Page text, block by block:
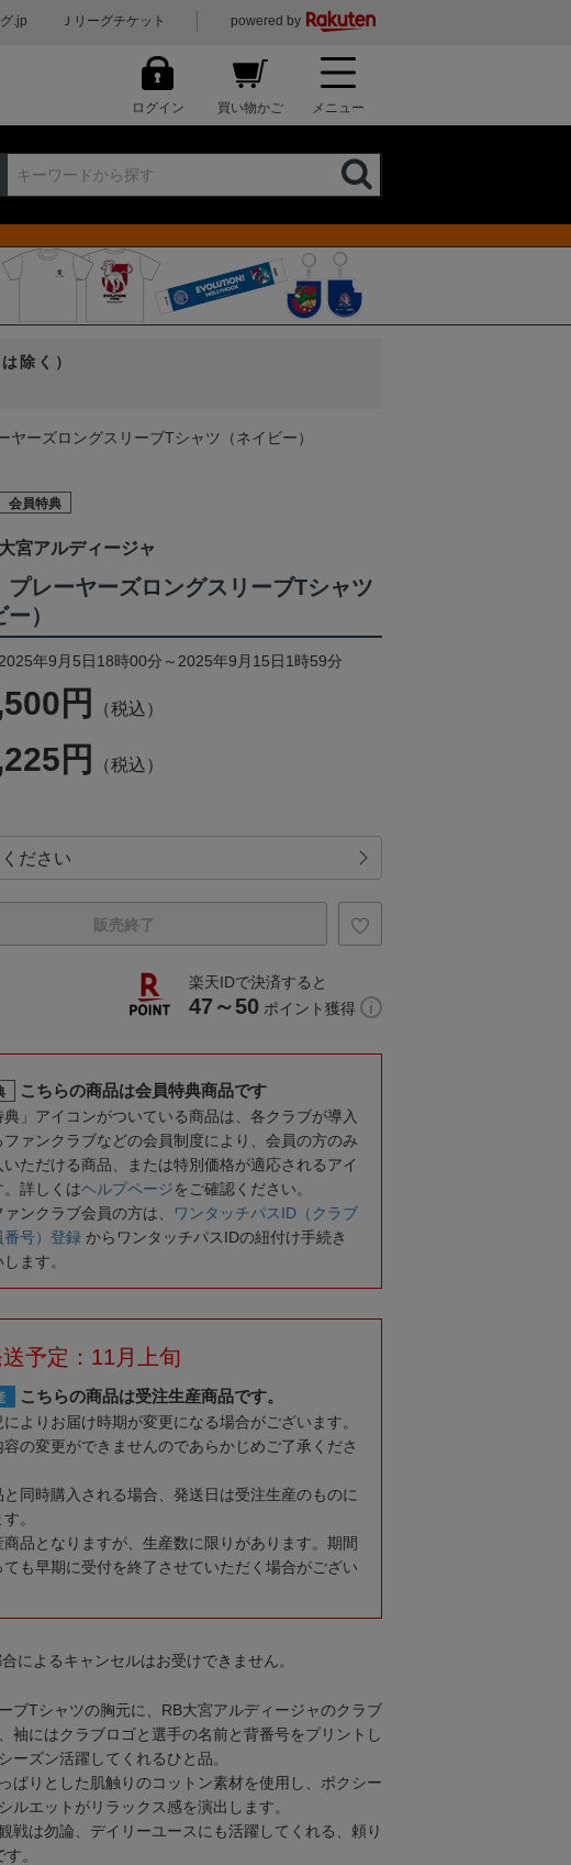
.jp Ｊリーグチケット powered by
ログイン 買い物かご メニュー
除く）
ヤーズロングスリーブTシャツ（ネイビー）
会員特典
宮アルディージャ
プレーヤーズロングスリーブTシャツ
ー）
年9月5日18時00分～2025年9月15日1時59分
円 （税込）
円 （税込）
販売終了
楽天IDで決済すると
47～50 ポイント獲得
こちらの商品は会員特典商品です
典」アイコンがついている商品は、各クラブが導入
ファンクラブなどの会員制度により、会員の方のみ
いただける商品、または特別価格が適応されるアイ
。詳しくはヘルプページをご確認ください。
ンクラブ会員の方は、
ワンタッチパスID（クラブ
号）登録 からワンタッチパスIDの紐付け手続き
ます。
予定：11月上旬
こちらの商品は受注生産商品です。
よりお届け時期が変更になる場合がございます。
容の変更ができませんのであらかじめご了承くださ
と同時購入される場合、発送日は受注生産のものに
。
商品となりますが、生産数に限りがあります。期間
ても早期に受付を終了させていただく場合がござい
によるキャンセルはお受けできません。
ブTシャツの胸元に、RB大宮アルディージャのクラブ
袖にはクラブロゴと選手の名前と背番号をプリントし
ーズン活躍してくれるひと品。
ぱりとした肌触りのコットン素材を使用し、ボクシー
ルエットがリラックス感を演出します。
戦は勿論、デイリーユースにも活躍してくれる、頼り
。